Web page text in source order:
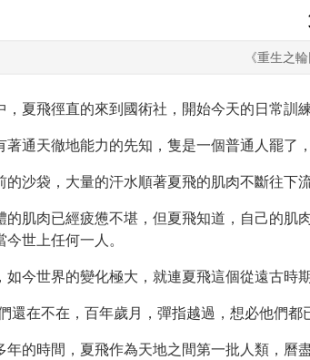
《重生之
夏飛徑直的來到國術社，開始今天的日常訓練
通天徹地能力的先知，隻是一個普通人罷了
沙袋，大量的汗水順著夏飛的肌肉不斷往下
的肌肉已經疲憊不堪，但夏飛知道，自己的
世上任何一人。
今世界的變化極大，就連夏飛這個從遠古時
還在不在，百年歲月，彈指越過，想必他們都
的時間，夏飛作為天地之間第一批人類，曆